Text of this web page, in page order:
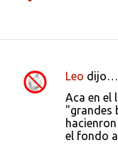
C
Leo dijo…
Aca en el
"grandes
el fondo